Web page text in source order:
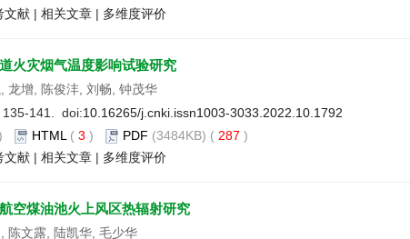
文献 | 相关文章 | 多维度评价
火灾烟气温度影响试验研究
龙增, 陈俊沣, 刘畅, 钟茂华
141. doi:10.16265/j.cnki.issn1003-3033.2022.10.1792
HTML ( 3 ) PDF (3484KB) ( 287 )
文献 | 相关文章 | 多维度评价
空煤油池火上风区热辐射研究
陈文露, 陆凯华, 毛少华